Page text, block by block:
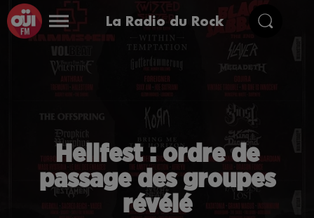
La Radio du Rock
Hellfest : ordre de
passage des groupes
révélé